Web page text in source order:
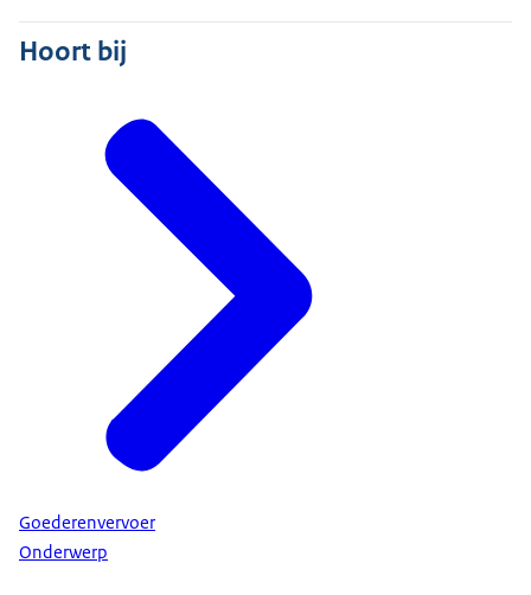
Hoort bij
Goederenvervoer
Onderwerp